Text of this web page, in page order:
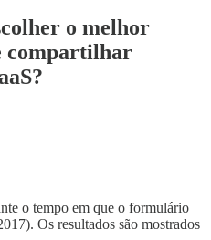
o melhor
compartilhar
o tempo em que o formulário
Os resultados são mostrados